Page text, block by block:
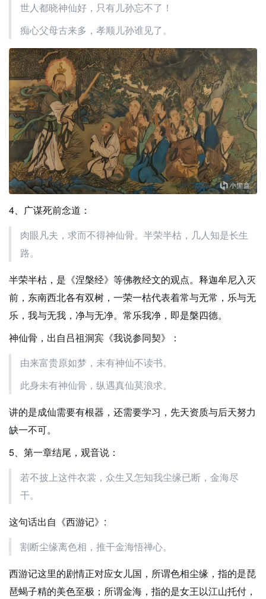
世人都晓神仙好，只有儿孙忘不了！
痴心父母古来多，孝顺儿孙谁见了。
4、广谋死前念道：
肉眼凡夫，求而不得神仙骨。半荣半枯，几人知是长生
路。
半荣半枯，是《涅槃经》等佛教经文的观点。释迦牟尼入灭
前，东南西北各有双树，一荣一枯代表着常与无常，乐与无
乐，我与无我，净与无净。常乐我净，即是槃四德。
神仙骨，出自吕祖洞宾《我说参同契》：
由来富贵原如梦，未有神仙不读书。
此身未有神仙骨，纵遇真仙莫浪求。
讲的是成仙需要有根器，还需要学习，先天资质与后天努力
缺一不可。
5、第一章结尾，观音说：
若不披上这件衣裳，众生又怎知我尘缘已断，金海尽
干。
这句话出自《西游记》:
割断尘缘离色相，推干金海悟禅心。
西游记这里的剧情正对应女儿国，所谓色相尘缘，指的是琵
琶蝎子精的美色至极；所谓金海，指的是女王以江山托付，